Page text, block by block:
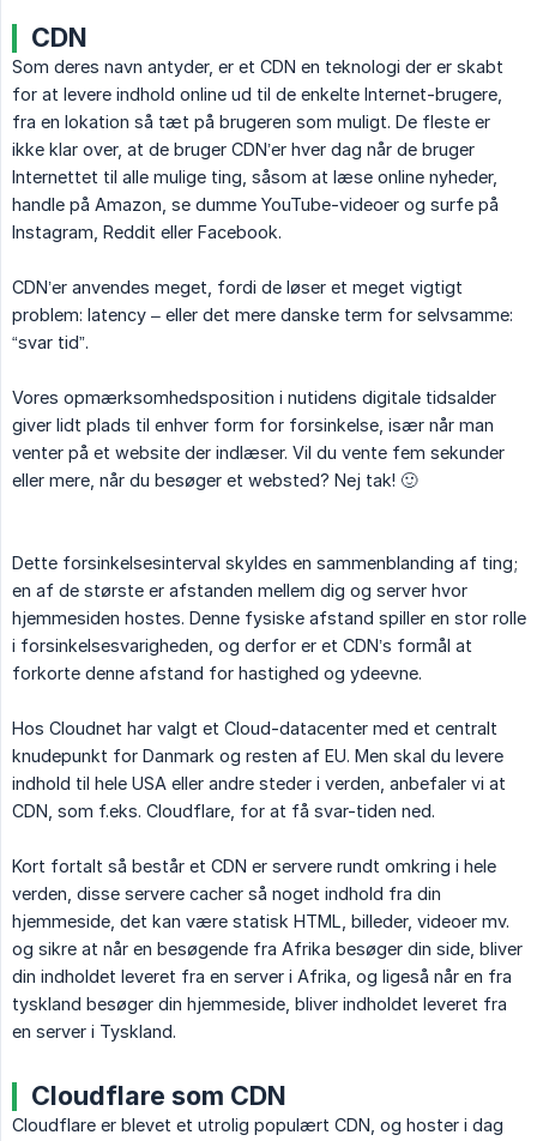
CDN
Som deres navn antyder, er et CDN en teknologi der er skabt
for at levere indhold online ud til de enkelte Internet-brugere,
fra en lokation så tæt på brugeren som muligt. De fleste er
ikke klar over, at de bruger CDN’er hver dag når de bruger
Internettet til alle mulige ting, såsom at læse online nyheder,
handle på Amazon, se dumme YouTube-videoer og surfe på
Instagram, Reddit eller Facebook.
CDN’er anvendes meget, fordi de løser et meget vigtigt
problem: latency – eller det mere danske term for selvsamme:
“svar tid”.
Vores opmærksomhedsposition i nutidens digitale tidsalder
giver lidt plads til enhver form for forsinkelse, især når man
venter på et website der indlæser. Vil du vente fem sekunder
eller mere, når du besøger et websted? Nej tak! 🙂
Dette forsinkelsesinterval skyldes en sammenblanding af ting;
en af ​​de største er afstanden mellem dig og server hvor
hjemmesiden hostes. Denne fysiske afstand spiller en stor rolle
i forsinkelsesvarigheden, og derfor er et CDN’s formål at
forkorte denne afstand for hastighed og ydeevne.
Hos Cloudnet har valgt et Cloud-datacenter med et centralt
knudepunkt for Danmark og resten af EU. Men skal du levere
indhold til hele USA eller andre steder i verden, anbefaler vi at
CDN, som f.eks. Cloudflare, for at få svar-tiden ned.
Kort fortalt så består et CDN er servere rundt omkring i hele
verden, disse servere cacher så noget indhold fra din
hjemmeside, det kan være statisk HTML, billeder, videoer mv.
og sikre at når en besøgende fra Afrika besøger din side, bliver
din indholdet leveret fra en server i Afrika, og ligeså når en fra
tyskland besøger din hjemmeside, bliver indholdet leveret fra
en server i Tyskland.
Cloudflare som CDN
Cloudflare er blevet et utrolig populært CDN, og hoster i dag